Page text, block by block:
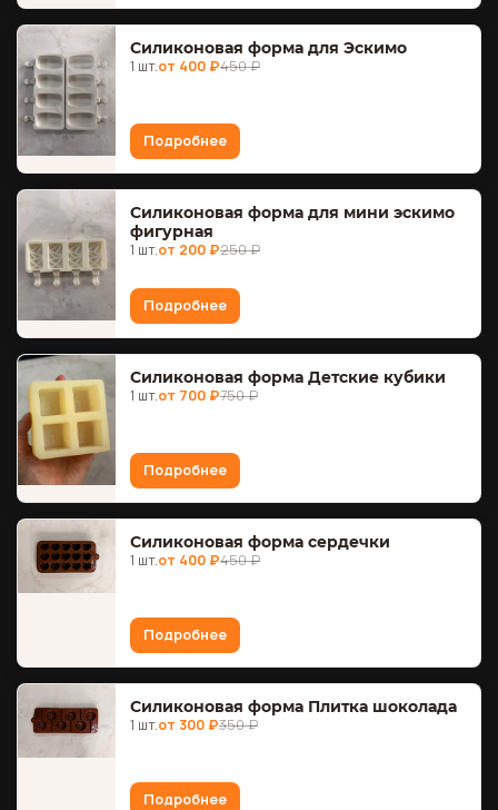
Силиконовая форма для Эскимо
1 шт.от 400 ₽450 ₽
Подробнее
Силиконовая форма для мини эскимо
фигурная
1 шт.от 200 ₽250 ₽
Подробнее
Силиконовая форма Детские кубики
1 шт.от 700 ₽750 ₽
Подробнее
Силиконовая форма сердечки
1 шт.от 400 ₽450 ₽
Подробнее
Силиконовая форма Плитка шоколада
1 шт.от 300 ₽350 ₽
Подробнее